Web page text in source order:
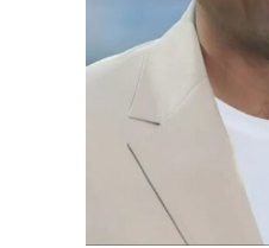
की छवि बदली है
राष्ट्रवाद और
सीएम योगी ने अपने
प्रति सम्मान और